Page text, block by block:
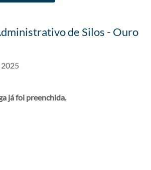
de Silos - Ouro
2025
já foi preenchida.